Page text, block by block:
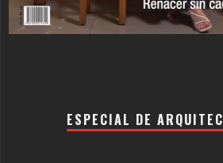
ESPECIAL DE